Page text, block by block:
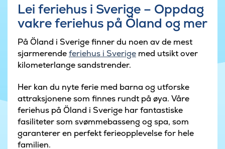
Lei feriehus i Sverige – Oppdag
vakre feriehus på Öland og mer
På Öland i Sverige finner du noen av de mest
sjarmerendeferiehus i Sverige med utsikt over
kilometerlange sandstrender.
Her kan du nyte ferie med barna og utforske
attraksjonene som finnes rundt på øya. Våre
feriehus på Öland i Sverige har fantastiske
fasiliteter som svømmebasseng og spa, som
garanterer en perfekt ferieopplevelse for hele
familien.